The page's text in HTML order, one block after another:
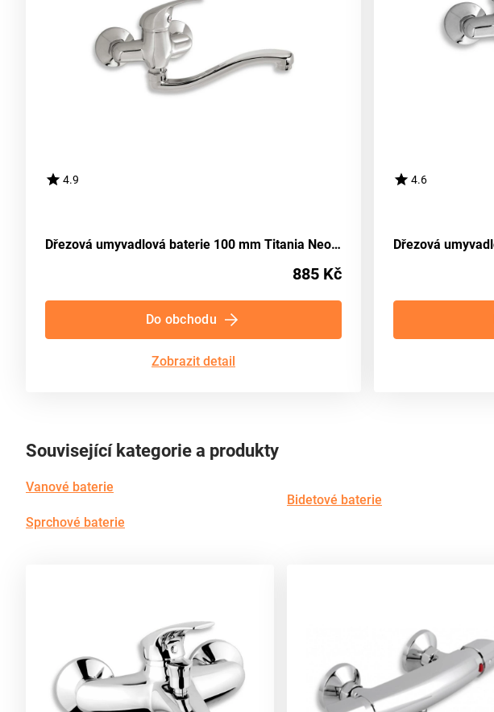
4.9
Dřezová umyvadlová baterie 100 mm Titania Neon chrom NOVASERVIS 93074,0
885 Kč
Do obchodu
Zobrazit detail
4.6
Související kategorie a produkty
Vanové baterie
Sprchové baterie
Bidetové baterie